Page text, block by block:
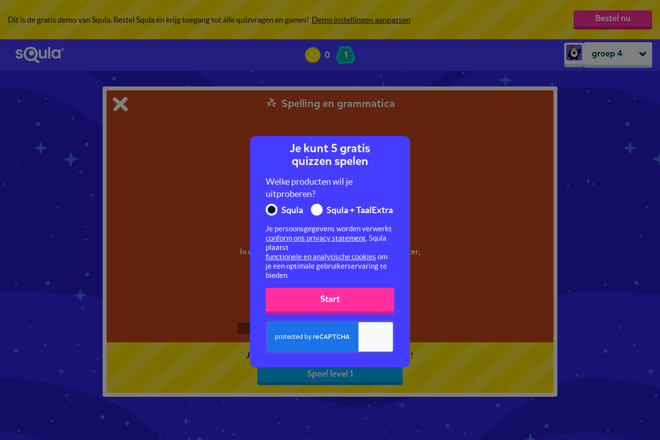
Dit is de gratis demo van Squla. Bestel Squla en krijg toegang tot álle quizvragen en games! Demo instellingen aanpassen Bestel nu
0 1 groep 4
groep 1
groep 4
groep 5
Spelling en grammatica
In deze quiz oefen je met de leestekens hoofdletter,
punt, uitroepteken en vraagteken.
Je kunt 5 gratis quizzen spelen. Speel de eerste!
Speel level 1
Je kunt 5 gratis
quizzen spelen
Welke producten wil je
uitproberen?
Squla
Squla + TaalExtra
Je persoonsgegevens worden verwerkt
conform ons privacy statement . Squla
plaatst
functionele en analytische cookies om
je een optimale gebruikerservaring te
bieden.
Start